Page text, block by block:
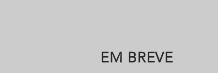
EM BREVE